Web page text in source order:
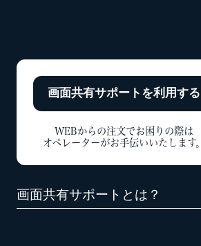
画面共有サポートを利用する
WEBからの注文でお困りの際は
オペレーターがお手伝いいたします。
画面共有サポートとは？